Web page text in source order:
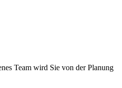
Team wird Sie von der Planung